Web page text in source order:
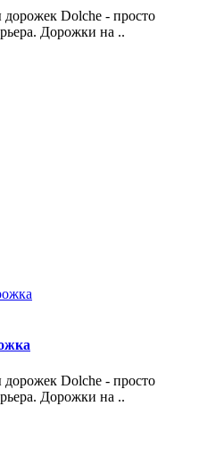
Dolche - просто
Дорожки на ..
Dolche - просто
Дорожки на ..